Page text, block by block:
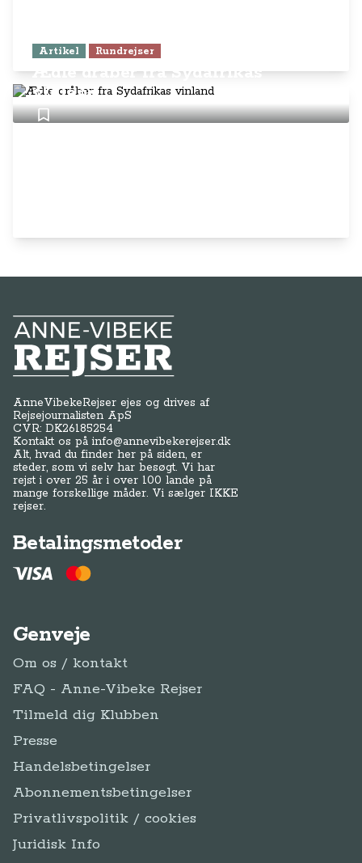
Artikel Rundrejser
Ædle dråber fra Sydafrikas
vinland
Anne-Vibeke Rejser
AnneVibekeRejser ejes og drives af
Rejsejournalisten ApS
CVR: DK26185254
Kontakt os påinfo@annevibekerejser.dk
Alt, hvad du finder her på siden, er
steder, som vi selv har besøgt. Vi har
rejst i over 25 år i over 100 lande på
mange forskellige måder. Vi sælger IKKE
rejser.
Betalingsmetoder
Genveje
Om os / kontakt
FAQ - Anne-Vibeke Rejser
Tilmeld dig Klubben
Presse
Handelsbetingelser
Abonnementsbetingelser
Privatlivspolitik / cookies
Juridisk Info